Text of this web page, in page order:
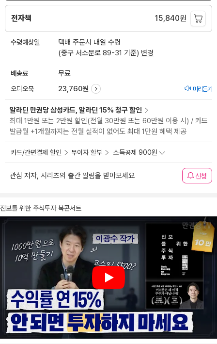
전자책 15,840원
수령예상일
택배 주문시 내일 수령
(중구 서소문로 89-31 기준) 변경
배송료 무료
오디오북 23,760원 미리듣기
알라딘 만권당 삼성카드, 알라딘 15% 청구 할인
최대 1만원 또는 2만원 할인(전월 30만원 또는 60만원 이용 시) / 카드
발급월 +1개월까지는 전월 실적이 없어도 최대 1만원 혜택 제공
카드/간편결제 할인 무이자 할부 소득공제 900원
관심 저자, 시리즈의 출간 알림을 받아보세요 신청
진보를 위한 주식투자 북콘서트
Play